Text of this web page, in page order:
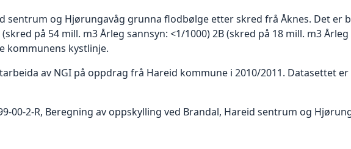
sentrum og Hjørungavåg grunna flodbølge etter skred frå Åknes. Det er
på 54 mill. m3 Årleg sannsyn: <1/1000) 2B (skred på 18 mill. m3
kommunens kystlinje.
av NGI på oppdrag frå Hareid kommune i 2010/2011. Datasettet
00-2-R, Beregning av oppskylling ved Brandal, Hareid sentrum og